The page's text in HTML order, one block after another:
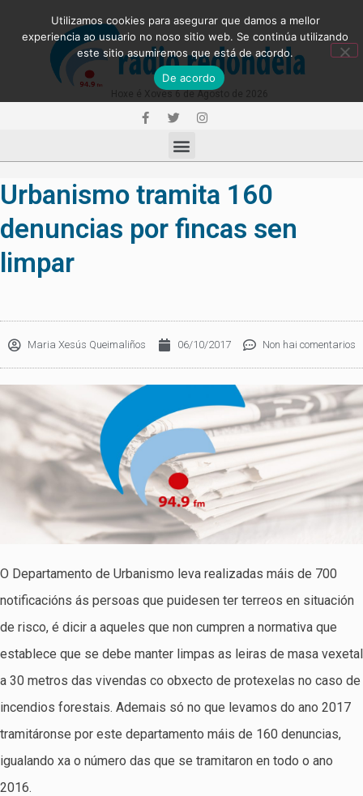
Urbanismo tramita 160
denuncias por fincas sen
limpar
Maria Xesús Queimaliños 06/10/2017 Non hai comentarios
O Departamento de Urbanismo leva realizadas máis de 700
notificacións ás persoas que puidesen ter terreos en situación
de risco, é dicir a aqueles que non cumpren a normativa que
establece que se debe manter limpas as leiras de masa vexetal
a 30 metros das vivendas co obxecto de protexelas no caso de
incendios forestais. Ademais só no que levamos do ano 2017
tramitáronse por este departamento máis de 160 denuncias,
igualando xa o número das que se tramitaron en todo o ano
2016.
Utilizamos cookies para asegurar que damos a mellor
experiencia ao usuario no noso sitio web. Se continúa utilizando
este sitio asumiremos que está de acordo.
De acordo